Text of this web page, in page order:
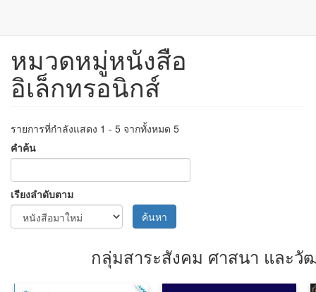
ข้าม
เนื้อหา
หมวดหมู่หนังสือ
อิเล็กทรอนิกส์
รายการที่กำลังแสดง 1 - 5 จากทั้งหมด 5
คำค้น
เรียงลำดับตาม
ค้นหา
กลุ่มสาระสังคม ศาสนา และวั